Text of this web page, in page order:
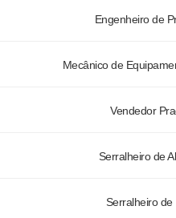
Engenheiro de
Mecânico de
Vendedor
Serralheiro de
Serralheiro de